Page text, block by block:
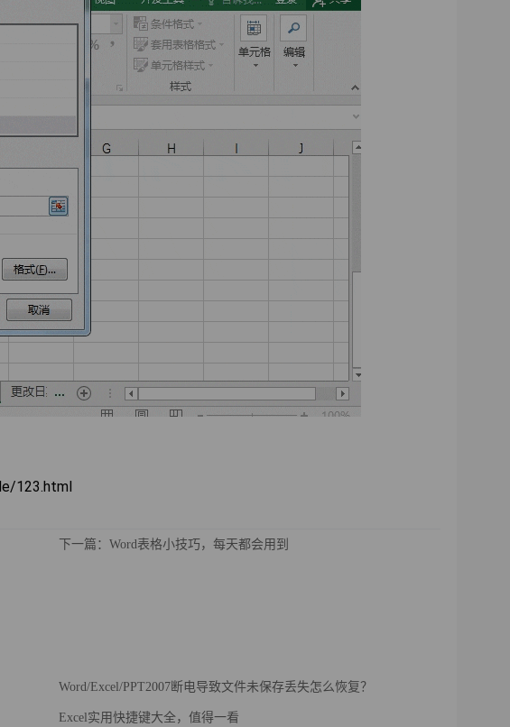
123.html
下一篇：Word表格小技巧，每天都会用到
Word/Excel/PPT2007断电导致文件未保存丢失怎么恢复？
Excel实用快捷键大全，值得一看